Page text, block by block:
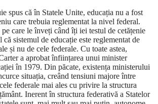
spus că în Statele Unite, educația nu a fost
care trebuia reglementat la nivel federal.
care le înveți când îți iei testul de cetățenie
că sistemul de educație este reglementat de
și nu de cele federale. Cu toate astea,
a aprobat înființarea unui minister
în 1979. Din păcate, existența ministerului
situația, creând tensiuni majore între
federale mai ales cu privire la structura
Inerent în structura federativă a Statelor